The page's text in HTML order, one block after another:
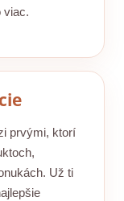
viac.
prvými, ktorí
Už ti